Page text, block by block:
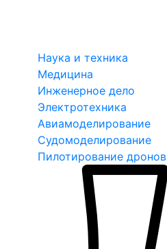
Наука и техника
Медицина
Инженерное дело
Электротехника
Авиамоделирование
Судомоделирование
Пилотирование дронов